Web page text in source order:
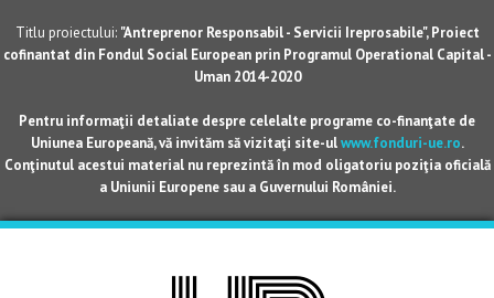
Titlu proiectului: "Antreprenor Responsabil - Servicii Ireprosabile", Proiect
cofinantat din Fondul Social European prin Programul Operational Capital -
Uman 2014-2020
Pentru informaţii detaliate despre celelalte programe co-finanţate de
Uniunea Europeană, vă invităm să vizitaţi site-ulwww.fonduri-ue.ro.
Conţinutul acestui material nu reprezintă în mod oligatoriu poziţia oficială
a Uniunii Europene sau a Guvernului României.